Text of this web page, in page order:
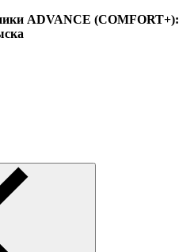
ADVANCE (COMFORT+):